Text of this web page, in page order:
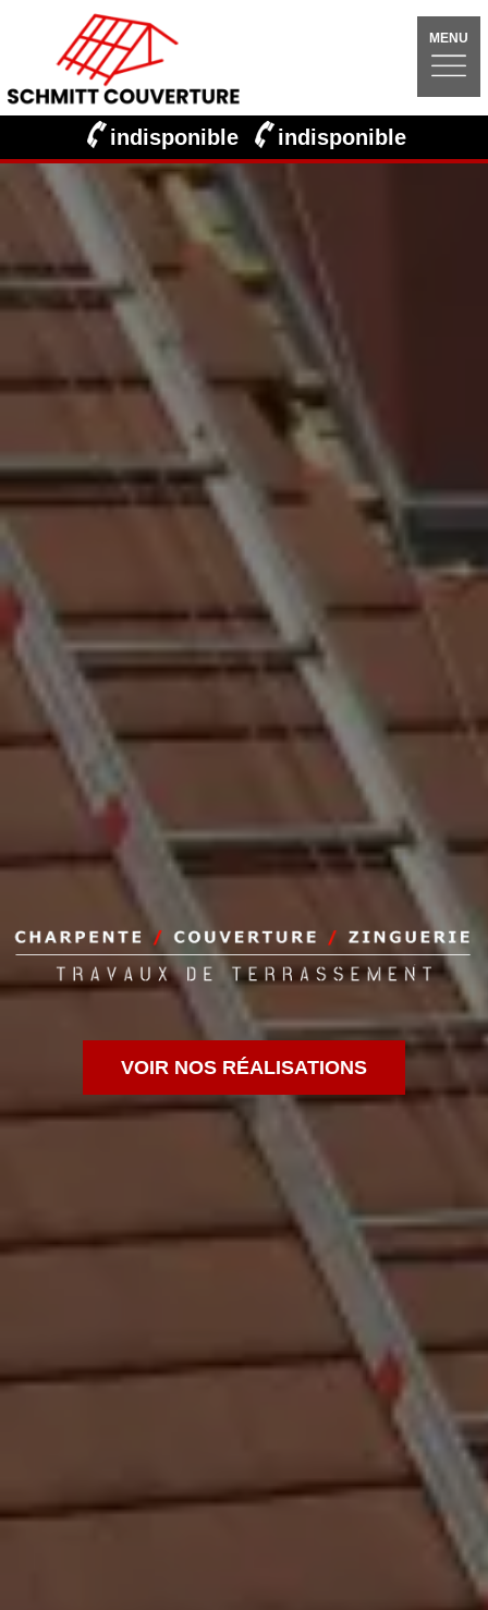
MENU
indisponible indisponible
VOIR NOS RÉALISATIONS